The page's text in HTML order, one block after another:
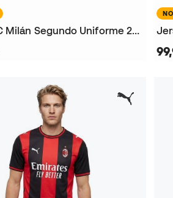
Jersey AC Milán Segundo Uniforme 2026-2027